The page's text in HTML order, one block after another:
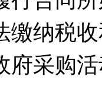
缴纳税
府采购